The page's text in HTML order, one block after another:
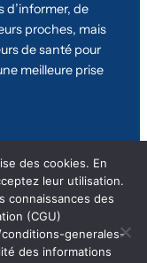
d’informer, de
proches, mais
de santé pour
meilleure prise
|Adhérer
des cookies. En
leur utilisation.
connaissances des
(CGU)
generales-
des informations